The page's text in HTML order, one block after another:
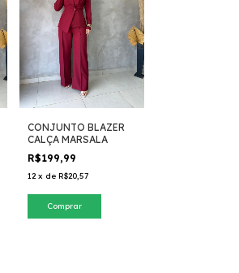
CONJUNTO BLAZER
CALÇA MARSALA
R$199,99
12 x de R$20,57
Comprar